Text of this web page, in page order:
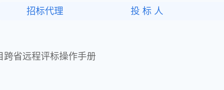
招标代理 投 标 人
跨省远程评标操作手册